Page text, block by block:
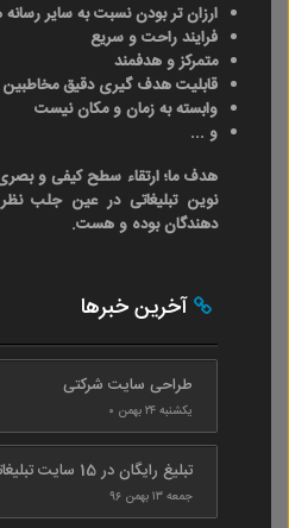
ارزان تر بودن نسبت به سایر رسانه
فرایند راحت و سریع
متمرکز و هدفمند
قابلیت هدف گیری دقیق
وابسته به زمان و مکان نیست
و ...
هدف ما؛ ارتقاء سطح کیفی و
نوین تبلیغاتی در عین جلب
دهندگان بوده و هست.
آخرین خبرها
طراحی سایت شرکتی
یکشنبه ۲۴ بهمن ۰
تبلیغ رایگان در 15 سایت تبلیغاتی
جمعه ۱۳ بهمن ۹۶